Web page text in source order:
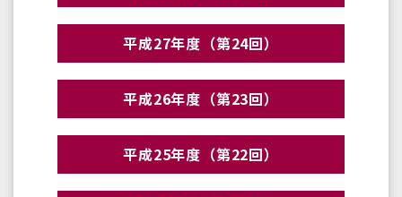
平成27年度（第24回）
平成26年度（第23回）
平成25年度（第22回）